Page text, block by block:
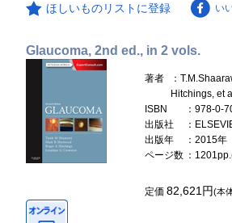
ほしいものリストに登録 い
Glaucoma, 2nd ed., in 2 vols.
著者
：
Hitchings, et
ISBN
：978-0-
出版社
：
出版年
：2015年
ページ数 ：
定価82,621円(本